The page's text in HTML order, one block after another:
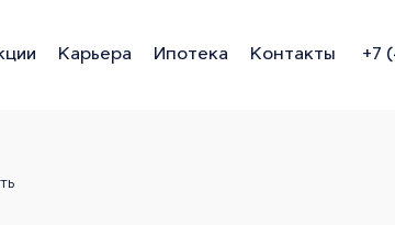
Карьера Ипотека Контакты +7